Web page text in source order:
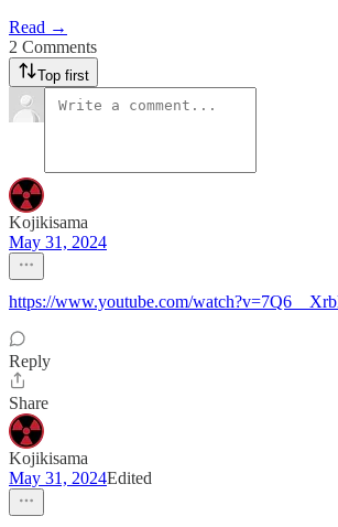
Read →
2 Comments
Top first
Kojikisama
May 31, 2024
https://www.youtube.com/
Reply
Share
Kojikisama
May 31, 2024Edited